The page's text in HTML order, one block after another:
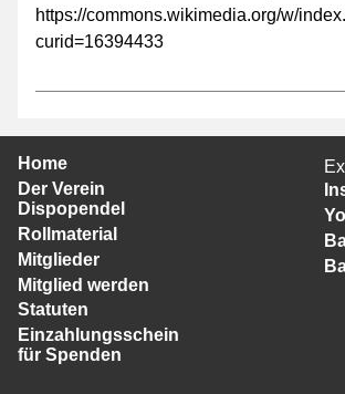
https://commons.wikimedia.org/w/
curid=16394433
Home
Der Verein
Dispopendel
Rollmaterial
Mitglieder
Mitglied werden
Statuten
Einzahlungsschein
für Spenden